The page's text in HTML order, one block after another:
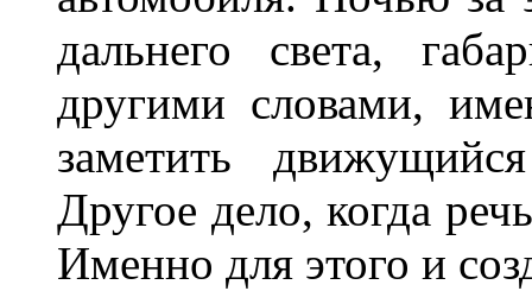
дальнего света,
другими словами,
заметить
Другое дело, когда
Именно для этого и